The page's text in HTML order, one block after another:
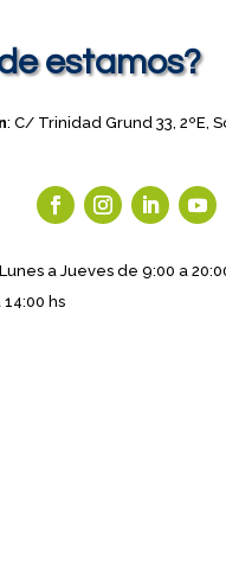
estamos?
: C/ Trinidad Grund 33, 2ºE,
a Jueves de 9:00 a
hs